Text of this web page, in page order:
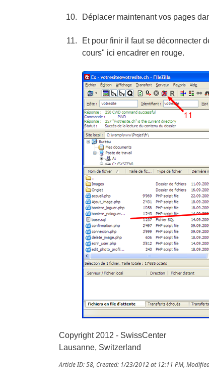
Déplacer maintenant vos pages
Et pour finir il faut se déconnecter
cours" ici encadrer en rouge.
Copyright 2012 - SwissCenter
Lausanne, Switzerland
Article ID: 58, Created: 1/23/2012 at 12:11 PM,